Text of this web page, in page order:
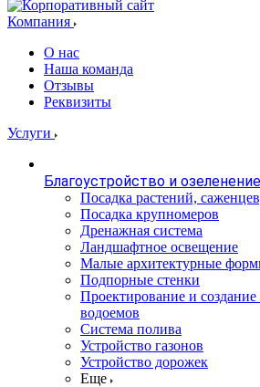
Компания
О нас
Наша команда
Отзывы
Реквизиты
Услуги
Благоустройство и озеленение
Посадка растений,
Посадка крупномеров
Дренажная система
Ландшафтное освещение
Малые архитектурные
Подпорные стенки
Проектирование и
водоемов
Система полива
Устройство газонов
Устройство дорожек
Еще